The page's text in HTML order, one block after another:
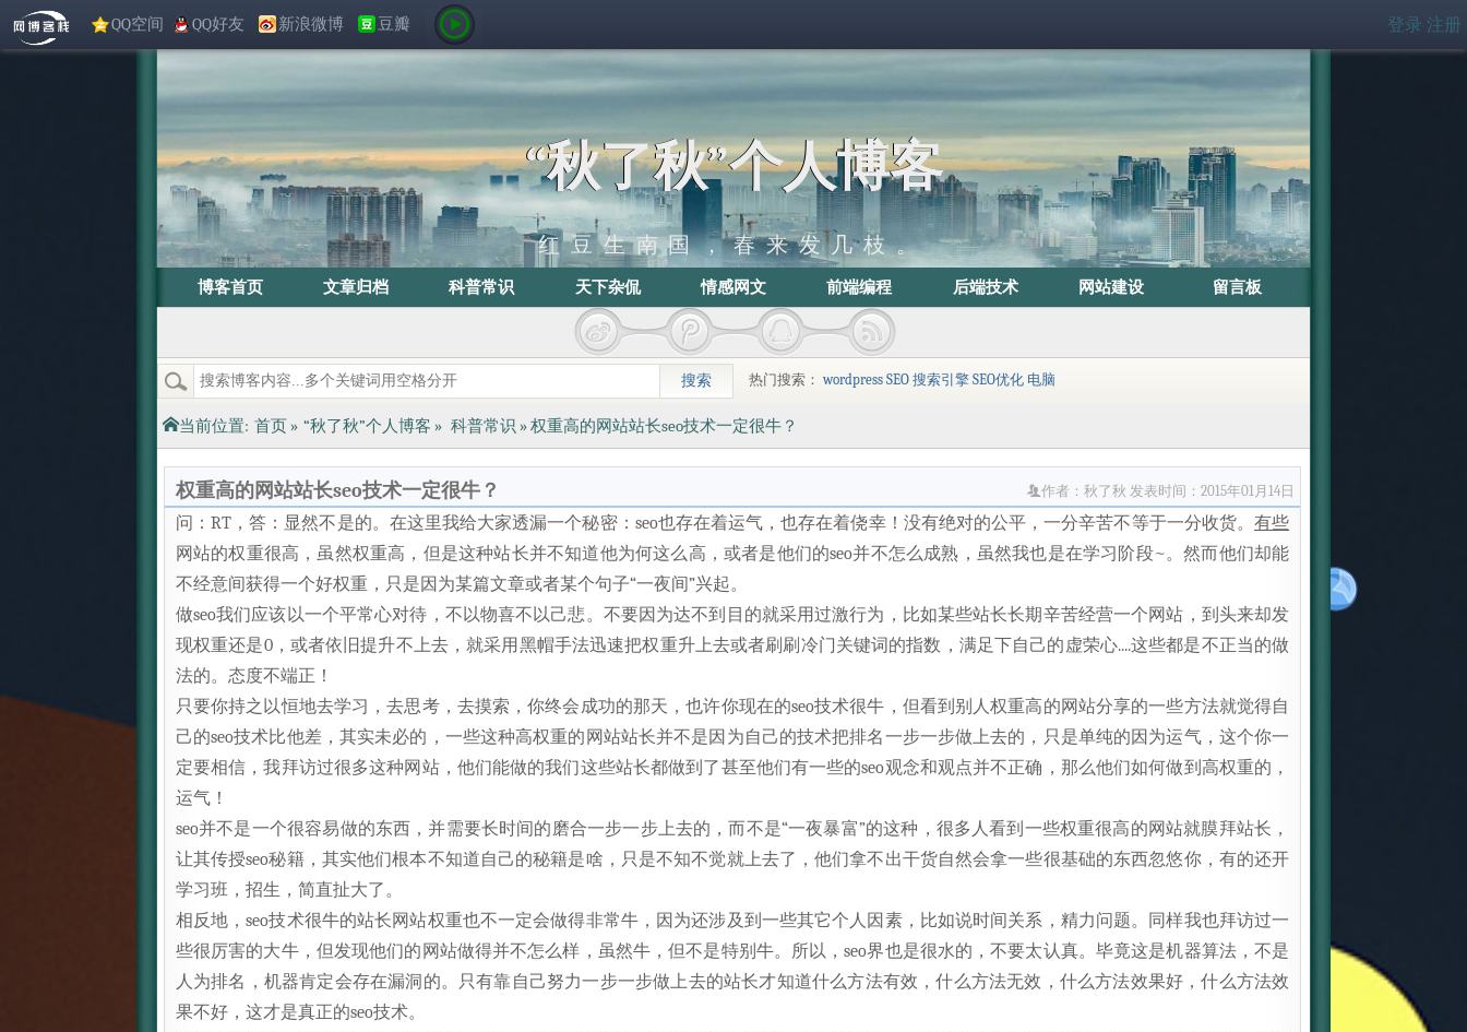
QQ空间 QQ好友 新浪微博 豆瓣 登录 注册
“秋了秋”个人博客
红豆生南国，春来发几枝。
博客首页 文章归档 科普常识 天下杂侃 情感网文 前端编程 后端技术 网站建设 留言板
热门搜索：wordpress SEO 搜索引擎 SEO优化 电脑
当前位置: 首页» “秋了秋”个人博客 » 科普常识 » 权重高的网站站长seo技术一定很牛？
权重高的网站站长seo技术一定很牛？ 作者：秋了秋发表时间：2015年01月14日
问：RT，答：显然不是的。在这里我给大家透漏一个秘密：seo也存在着运气，也存在着侥幸！没有绝对的公平，一分辛苦不等于一分收货。有些
网站的权重很高，虽然权重高，但是这种站长并不知道他为何这么高，或者是他们的seo并不怎么成熟，虽然我也是在学习阶段~。然而他们却能
不经意间获得一个好权重，只是因为某篇文章或者某个句子“一夜间”兴起。
做seo我们应该以一个平常心对待，不以物喜不以己悲。不要因为达不到目的就采用过激行为，比如某些站长长期辛苦经营一个网站，到头来却发
现权重还是0，或者依旧提升不上去，就采用黑帽手法迅速把权重升上去或者刷刷冷门关键词的指数，满足下自己的虚荣心....这些都是不正当的做
法的。态度不端正！
只要你持之以恒地去学习，去思考，去摸索，你终会成功的那天，也许你现在的seo技术很牛，但看到别人权重高的网站分享的一些方法就觉得自
己的seo技术比他差，其实未必的，一些这种高权重的网站站长并不是因为自己的技术把排名一步一步做上去的，只是单纯的因为运气，这个你一
定要相信，我拜访过很多这种网站，他们能做的我们这些站长都做到了甚至他们有一些的seo观念和观点并不正确，那么他们如何做到高权重的，
运气！
seo并不是一个很容易做的东西，并需要长时间的磨合一步一步上去的，而不是“一夜暴富”的这种，很多人看到一些权重很高的网站就膜拜站长，
让其传授seo秘籍，其实他们根本不知道自己的秘籍是啥，只是不知不觉就上去了，他们拿不出干货自然会拿一些很基础的东西忽悠你，有的还开
学习班，招生，简直扯大了。
相反地，seo技术很牛的站长网站权重也不一定会做得非常牛，因为还涉及到一些其它个人因素，比如说时间关系，精力问题。同样我也拜访过一
些很厉害的大牛，但发现他们的网站做得并不怎么样，虽然牛，但不是特别牛。所以，seo界也是很水的，不要太认真。毕竟这是机器算法，不是
人为排名，机器肯定会存在漏洞的。只有靠自己努力一步一步做上去的站长才知道什么方法有效，什么方法无效，什么方法效果好，什么方法效
果不好，这才是真正的seo技术。